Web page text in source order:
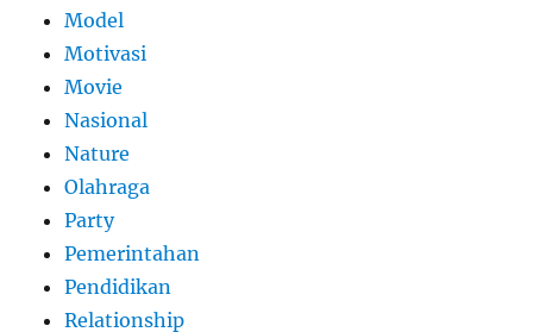
Model
Motivasi
Movie
Nasional
Nature
Olahraga
Party
Pemerintahan
Pendidikan
Relationship